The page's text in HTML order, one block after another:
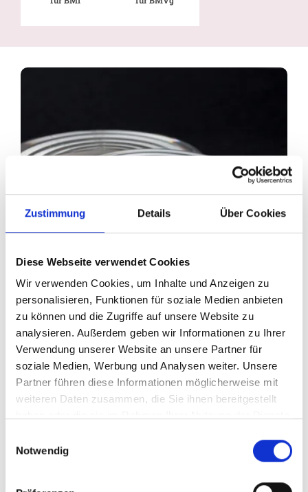
Zustimmung Details Über Cookies
Diese Webseite verwendet Cookies
Wir verwenden Cookies, um Inhalte und Anzeigen zu
personalisieren, Funktionen für soziale Medien anbieten
zu können und die Zugriffe auf unsere Website zu
analysieren. Außerdem geben wir Informationen zu Ihrer
Verwendung unserer Website an unsere Partner für
soziale Medien, Werbung und Analysen weiter. Unsere
Partner führen diese Informationen möglicherweise mit
weiteren Daten zusammen, die Sie ihnen bereitgestellt
Notwendig
Ihr Partner für optimales
Sehen in Sindelfingen
Als erster Ansprechpartner für das gute Sehen sind wir
anatomisch und ästhetisch perfekt auf Ihre
individuellen Wünsche und Bedürfnisse angepasste
Sehhilfe kümmern. Wir sind auch oft die Ersten, die